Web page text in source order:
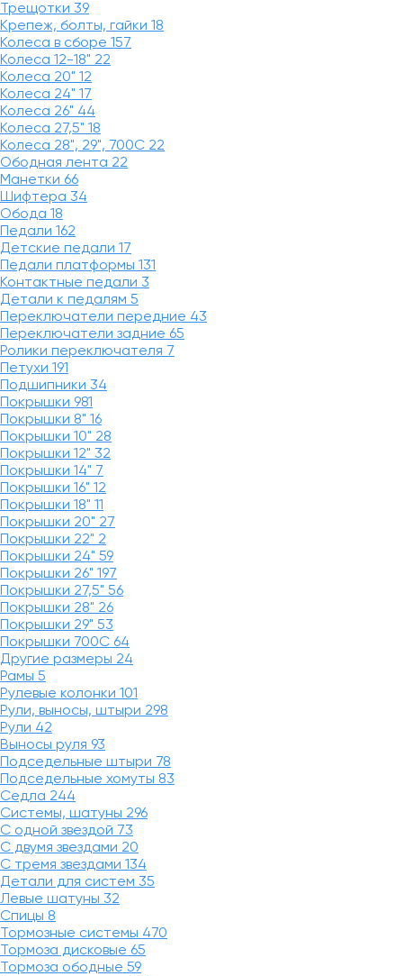
Трещотки 39
Крепеж, болты, гайки 18
Колеса в сборе 157
Колеса 12-18" 22
Колеса 20" 12
Колеса 24" 17
Колеса 26" 44
Колеса 27,5" 18
Колеса 28", 29", 700С 22
Ободная лента 22
Манетки 66
Шифтера 34
Обода 18
Педали 162
Детские педали 17
Педали платформы 131
Контактные педали 3
Детали к педалям 5
Переключатели передние 43
Переключатели задние 65
Ролики переключателя 7
Петухи 191
Подшипники 34
Покрышки 981
Покрышки 8" 16
Покрышки 10" 28
Покрышки 12" 32
Покрышки 14" 7
Покрышки 16" 12
Покрышки 18" 11
Покрышки 20" 27
Покрышки 22" 2
Покрышки 24" 59
Покрышки 26" 197
Покрышки 27,5" 56
Покрышки 28" 26
Покрышки 29" 53
Покрышки 700C 64
Другие размеры 24
Рамы 5
Рулевые колонки 101
Рули, выносы, штыри 298
Рули 42
Выносы руля 93
Подседельные штыри 78
Подседельные хомуты 83
Седла 244
Системы, шатуны 296
С одной звездой 73
С двумя звездами 20
С тремя звездами 134
Детали для систем 35
Левые шатуны 32
Спицы 8
Тормозные системы 470
Тормоза дисковые 65
Тормоза ободные 59